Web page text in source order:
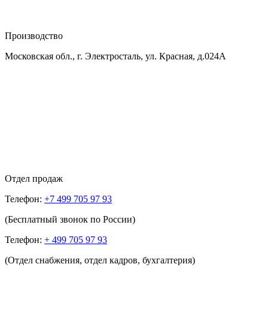
Производство
Московская обл., г. Электросталь, ул. Красная, д.024А
Отдел продаж
Телефон: +7 499 705 97 93
(Бесплатный звонок по России)
Телефон: + 499 705 97 93
(Отдел снабжения, отдел кадров, бухгалтерия)